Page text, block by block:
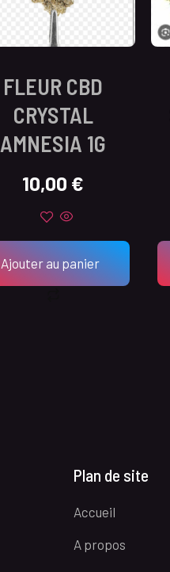
FLEUR CBD
CRYSTAL
AMNESIA 1G
10,00 €
Ajouter au panier
Plan de site
Accueil
A propos